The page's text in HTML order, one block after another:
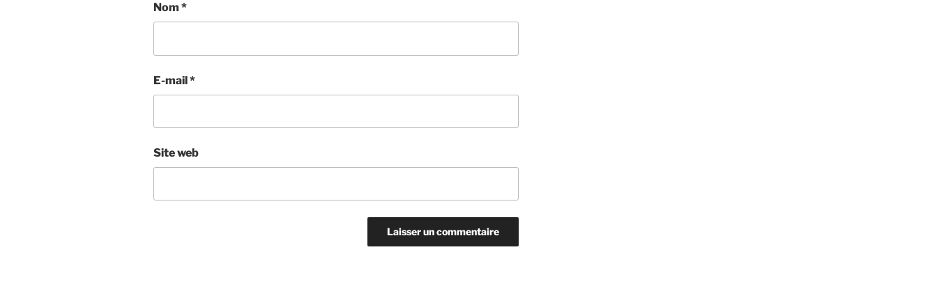
Nom *
E-mail*
Site web